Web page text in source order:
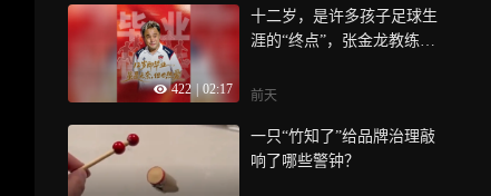
隐患，空气悬架曾是百万豪
车才使用的硬件，如今成为3
进步，技术可以快，但安全
422 | 02:17
十二岁，是许多孩子足球生
涯的“终点”，张金龙教练含
现实的无奈，这份告别虽令
对绿茵场最纯粹的眷恋，愿
这份热爱不被岁月磨灭，让
前天
一只“竹知了”给品牌治理敲
响了哪些警钟？